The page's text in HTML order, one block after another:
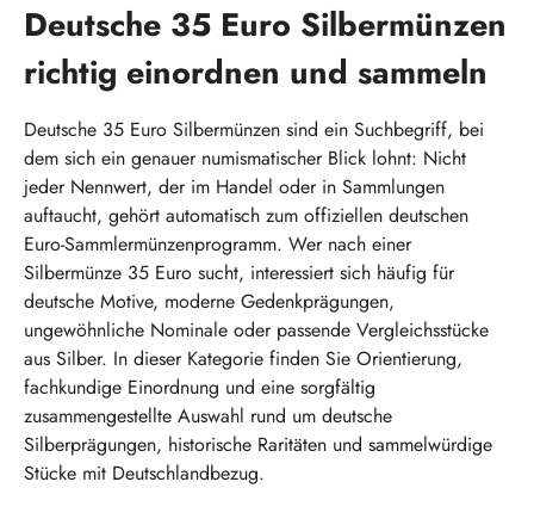
Deutsche 35 Euro Silbermünzen
richtig einordnen und sammeln
Deutsche 35 Euro Silbermünzen sind ein Suchbegriff, bei
dem sich ein genauer numismatischer Blick lohnt: Nicht
jeder Nennwert, der im Handel oder in Sammlungen
auftaucht, gehört automatisch zum offiziellen deutschen
Euro-Sammlermünzenprogramm. Wer nach einer
Silbermünze 35 Euro sucht, interessiert sich häufig für
deutsche Motive, moderne Gedenkprägungen,
ungewöhnliche Nominale oder passende Vergleichsstücke
aus Silber. In dieser Kategorie finden Sie Orientierung,
fachkundige Einordnung und eine sorgfältig
zusammengestellte Auswahl rund um deutsche
Silberprägungen, historische Raritäten und sammelwürdige
Stücke mit Deutschlandbezug.